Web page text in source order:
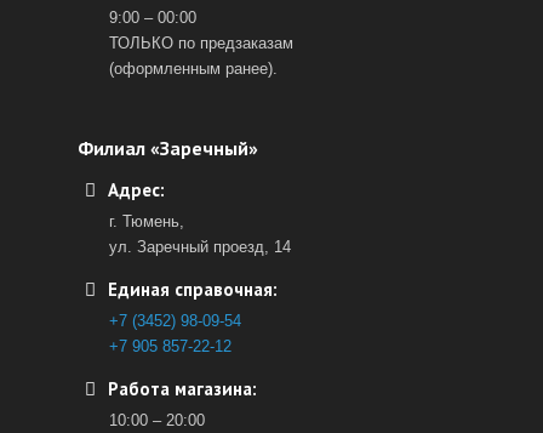
9:00 – 00:00
ТОЛЬКО по предзаказам
(оформленным ранее).
Филиал «Заречный»
Адрес:
г. Тюмень,
ул. Заречный проезд, 14
Единая справочная:
+7 (3452) 98-09-54
+7 905 857-22-12
Работа магазина:
10:00 – 20:00